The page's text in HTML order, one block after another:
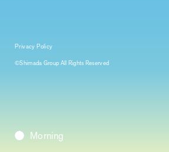
Daybreak
Morning
Privacy Policy
©Shimada Group All Rights Reserved